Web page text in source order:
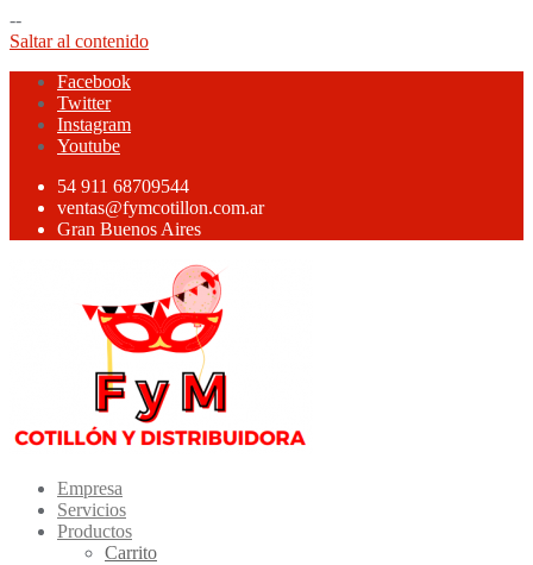
--
Saltar al contenido
Facebook
Twitter
Instagram
Youtube
54 911 68709544
ventas@fymcotillon.com.ar
Gran Buenos Aires
Empresa
Servicios
Productos
Carrito